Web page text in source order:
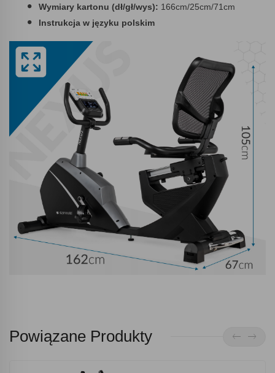
Wymiary kartonu (dł/gł/wys): 166cm/25cm/71cm
Instrukcja w języku polskim
Powiązane Produkty